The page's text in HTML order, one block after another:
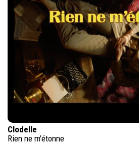
Clodelle
Rien ne m'étonne